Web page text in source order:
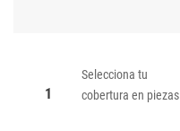
1
Selecciona tu
cobertura en piezas